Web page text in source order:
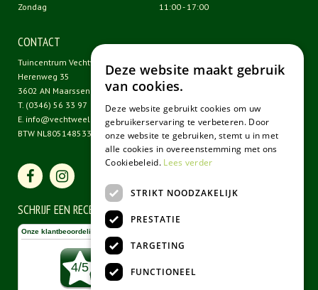
Zondag
11:00 - 17:00
CONTACT
Tuincentrum Vechtweelde
Herenweg 35
3602 AN Maarssen
T. (0346) 56 33 97
E. info@vechtweelde.nl
BTW NL805148533B01
SCHRIJF EEN RECENSIE
Deze website maakt gebruik
van cookies.
Deze website gebruikt cookies om uw
gebruikerservaring te verbeteren. Door
onze website te gebruiken, stemt u in met
alle cookies in overeenstemming met ons
Cookiebeleid. Lees verder
STRIKT NOODZAKELIJK
PRESTATIE
TARGETING
FUNCTIONEEL